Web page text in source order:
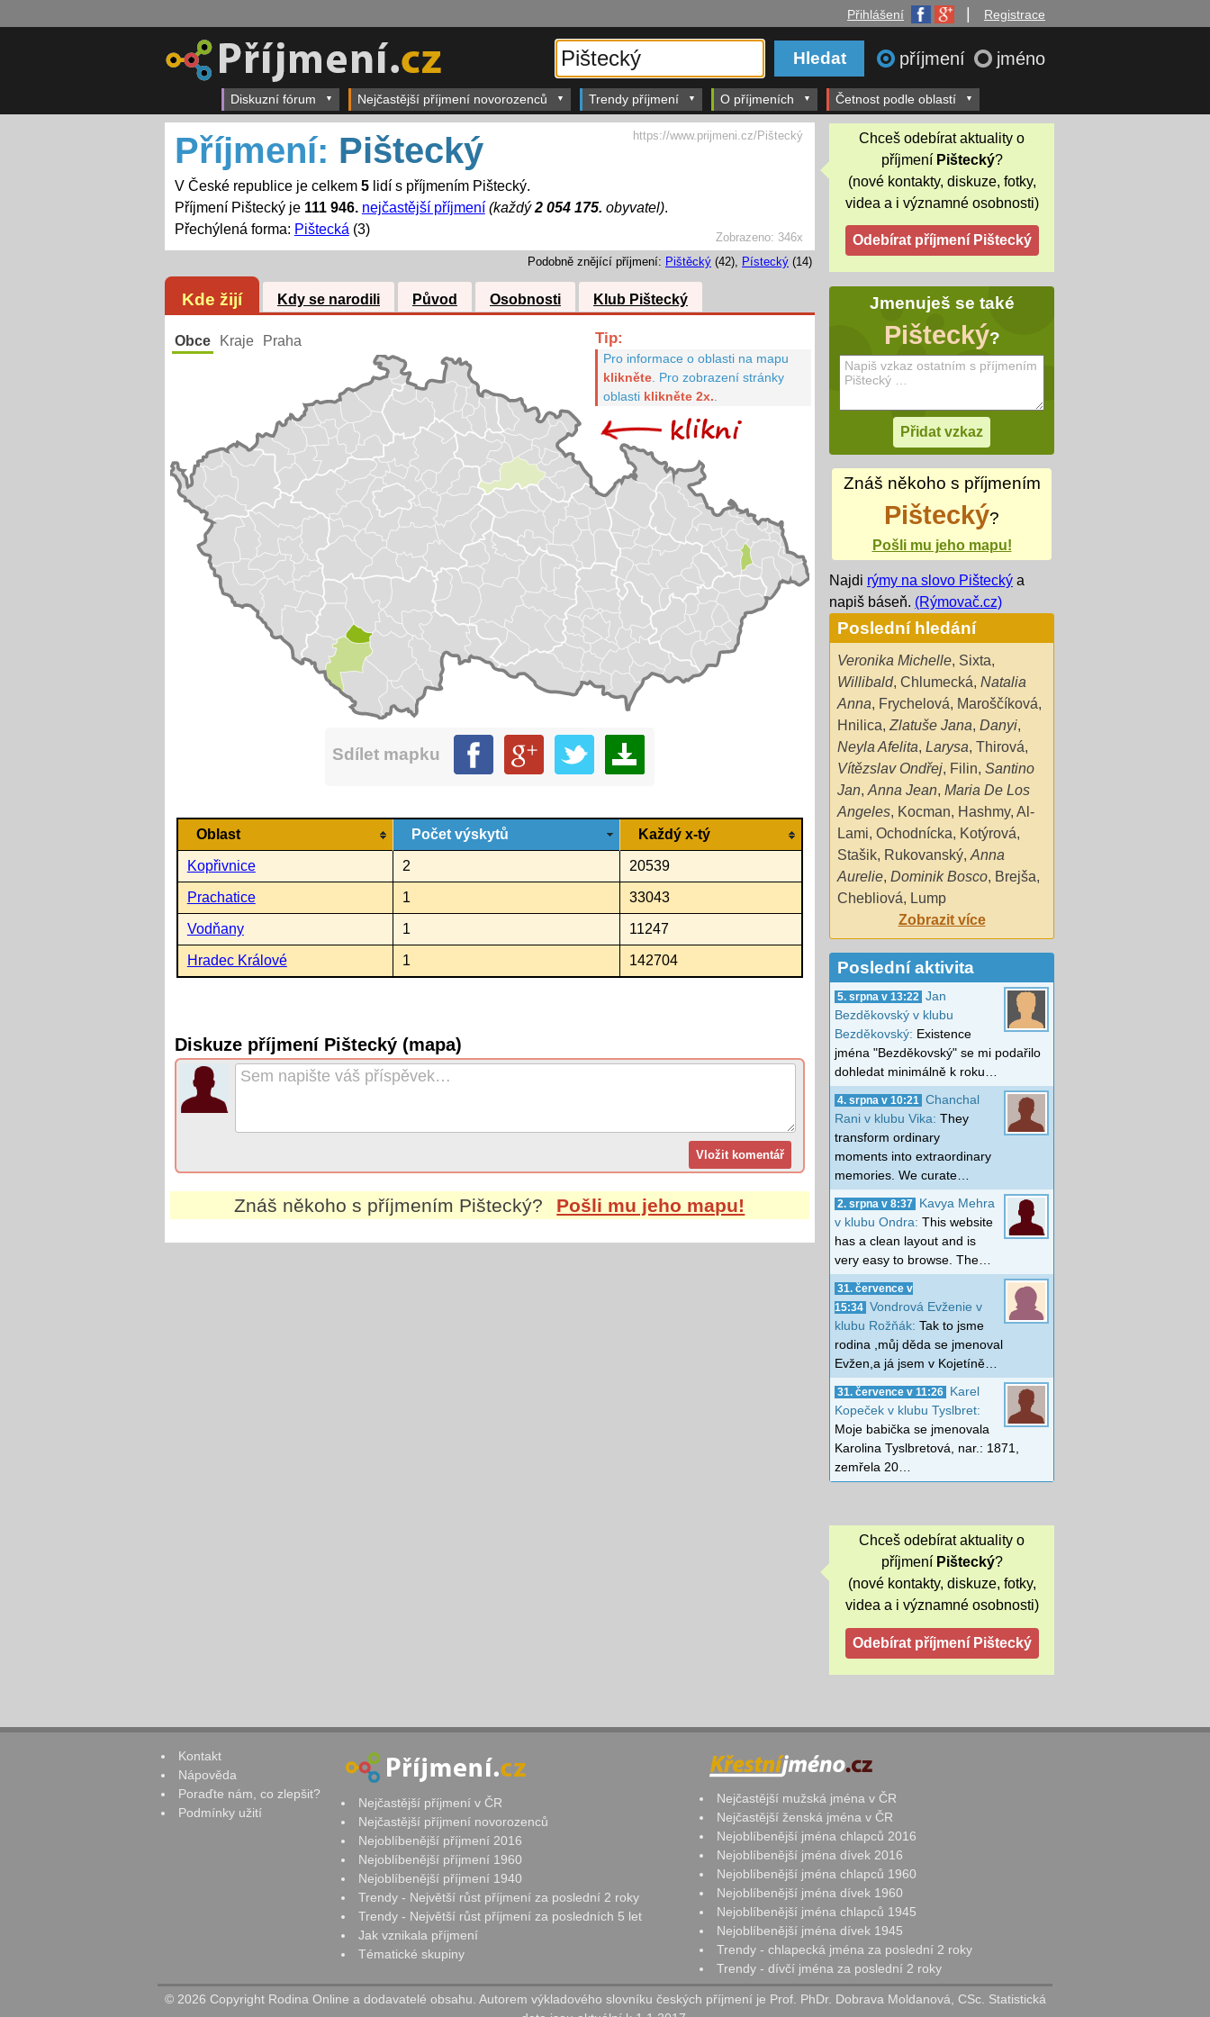
Přihlášení Registrace
příjmení jméno
Diskuzní fórum Nejčastější příjmení novorozenců Trendy příjmení O příjmeních Četnost podle oblastí
Zobrazeno: 346x
Příjmení: Pištecký
V České republice je celkem 5lidí s příjmením Pištecký.
Příjmení Pištecký je 111 946. nejčastější příjmení (každý2 054 175. obyvatel).
Přechýlená forma: Pištecká (3)
https://www.prijmeni.cz/Pištecký
Podobně znějící příjmení: Pištěcký (42), Pístecký (14)
Kde žijí Kdy se narodili Původ Osobnosti Klub Pištecký
Obce Kraje Praha Tip:
Pro informace o oblasti na mapu
klikněte. Pro zobrazení stránky
oblasti klikněte 2x.
Sdílet mapku
Oblast Počet výskytů Každý x-tý
Kopřivnice 2 20539
Prachatice 1 33043
Vodňany 1 11247
Hradec Králové 1 142704
Diskuze příjmení Pištecký (mapa)
Znáš někoho s příjmením Pištecký? Pošli mu jeho mapu!
Chceš odebírat aktuality o
příjmení Pištecký?
(nové kontakty, diskuze, fotky,
videa a i významné osobnosti)
Jmenuješ se také
Pištecký?
Znáš někoho s příjmením
Pištecký?
Pošli mu jeho mapu!
Najdi rýmy na slovo Pištecký a
napiš báseň. (Rýmovač.cz)
Poslední hledání
Veronika Michelle, Sixta,
Willibald, Chlumecká, Natalia
Anna, Frychelová, Maroščíková,
Hnilica, Zlatuše Jana, Danyi,
Neyla Afelita, Larysa, Thirová,
Vítězslav Ondřej, Filin, Santino
Jan, Anna Jean, Maria De Los
Angeles, Kocman, Hashmy, Al-
Lami, Ochodnícka, Kotýrová,
Stašik, Rukovanský, Anna
Aurelie, Dominik Bosco, Brejša,
Chebliová, Lump
Zobrazit více
Poslední aktivita
5. srpna v 13:22
Jan
Bezděkovský v klubu
Bezděkovský: Existence
jména "Bezděkovský" se mi podařilo
dohledat minimálně k roku…
4. srpna v 10:21
Chanchal
Rani v klubu Vika: They
transform ordinary
moments into extraordinary
memories. We curate…
2. srpna v 8:37
Kavya Mehra
v klubu Ondra: This website
has a clean layout and is
very easy to browse. The…
31. července v
15:34 Vondrová Evženie v
klubu Rožňák: Tak to jsme
rodina ,můj děda se jmenoval
Evžen,a já jsem v Kojetíně…
31. července v 11:26
Karel
Kopeček v klubu Tyslbret:
Moje babička se jmenovala
Karolina Tyslbretová, nar.: 1871,
zemřela 20…
Chceš odebírat aktuality o
příjmení Pištecký?
(nové kontakty, diskuze, fotky,
videa a i významné osobnosti)
Kontakt
Nápověda
Poraďte nám, co zlepšit?
Podmínky užití
Nejčastější příjmení v ČR
Nejčastější příjmení novorozenců
Nejoblíbenější příjmení 2016
Nejoblíbenější příjmení 1960
Nejoblíbenější příjmení 1940
Trendy - Největší růst příjmení za poslední 2 roky
Trendy - Největší růst příjmení za posledních 5 let
Jak vznikala příjmení
Tématické skupiny
Nejčastější mužská jména v ČR
Nejčastější ženská jména v ČR
Nejoblíbenější jména chlapců 2016
Nejoblíbenější jména dívek 2016
Nejoblíbenější jména chlapců 1960
Nejoblíbenější jména dívek 1960
Nejoblíbenější jména chlapců 1945
Nejoblíbenější jména dívek 1945
Trendy - chlapecká jména za poslední 2 roky
Trendy - dívčí jména za poslední 2 roky
© 2026 Copyright Rodina Online a dodavatelé obsahu. Autorem výkladového slovníku českých příjmení je Prof. PhDr. Dobrava Moldanová, CSc. Statistická